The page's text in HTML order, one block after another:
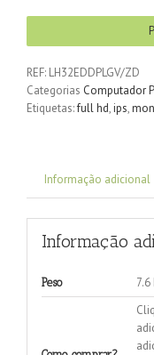
REF: LH32EDDPLGV/ZD
Categorias Computador
Etiquetas:full hd,ips,
Informação adicional
Informação
Peso 7.6